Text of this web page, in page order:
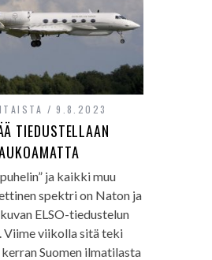
9.8.2023
TIEDUSTELLAAN
ja kaikki muu
spektri on Naton ja
ELSO-tiedustelun
Viime viikolla sitä teki
Suomen ilmatilasta